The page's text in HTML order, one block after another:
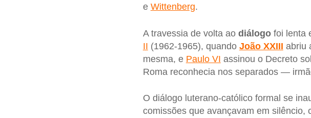
e Wittenberg.
A travessia de volta ao diálogofoi lenta
II (1962-1965), quando João XXIII abriu
mesma, e Paulo VI assinou o Decreto
Roma reconhecia nos separados —
O diálogo luterano-católico formal se
comissões que avançavam em silêncio,